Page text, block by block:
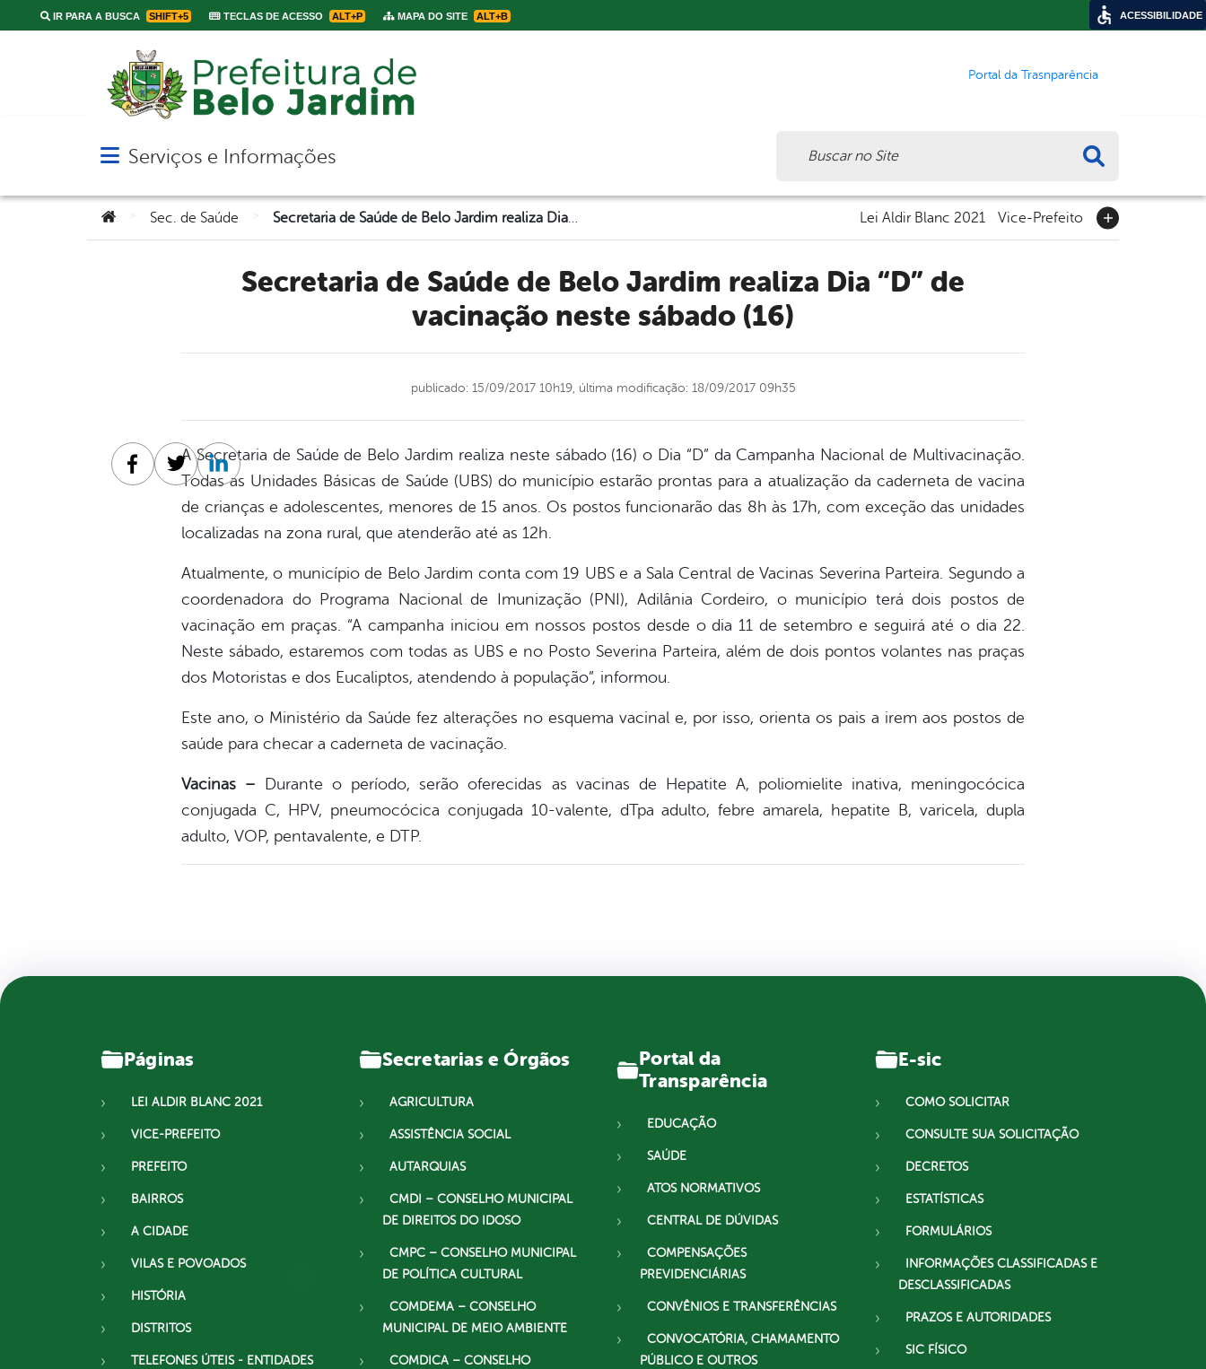
IR PARA A BUSCA SHIFT+5 TECLAS DE ACESSO ALT+P MAPA DO SITE ALT+B
Portal da Trasnparência
Abrir menu principal de navegação
Serviços e Informações
Você está aqui:Sec. de Saúde Lei Aldir Blanc 2021 Vice-Prefeito
Secretaria de Saúde de Belo Jardim realiza Dia “D” de
vacinação neste sábado (16)
publicado: 15/09/2017 10h19, última modificação: 18/09/2017 09h35
A Secretaria de Saúde de Belo Jardim realiza neste sábado (16) o Dia “D” da Campanha Nacional de Multivacinação.
Todas as Unidades Básicas de Saúde (UBS) do município estarão prontas para a atualização da caderneta de vacina
de crianças e adolescentes, menores de 15 anos. Os postos funcionarão das 8h às 17h, com exceção das unidades
localizadas na zona rural, que atenderão até as 12h.
Atualmente, o município de Belo Jardim conta com 19 UBS e a Sala Central de Vacinas Severina Parteira. Segundo a
coordenadora do Programa Nacional de Imunização (PNI), Adilânia Cordeiro, o município terá dois postos de
vacinação em praças. “A campanha iniciou em nossos postos desde o dia 11 de setembro e seguirá até o dia 22.
Neste sábado, estaremos com todas as UBS e no Posto Severina Parteira, além de dois pontos volantes nas praças
dos Motoristas e dos Eucaliptos, atendendo à população”, informou.
Este ano, o Ministério da Saúde fez alterações no esquema vacinal e, por isso, orienta os pais a irem aos postos de
saúde para checar a caderneta de vacinação.
Vacinas –
Durante o período, serão oferecidas as vacinas de Hepatite A, poliomielite inativa, meningocócica
conjugada C, HPV, pneumocócica conjugada 10-valente, dTpa adulto, febre amarela, hepatite B, varicela, dupla
adulto, VOP, pentavalente, e DTP.
Facebook
TwitterLinkedin
Páginas
LEI ALDIR BLANC 2021
VICE-PREFEITO
PREFEITO
BAIRROS
A CIDADE
VILAS E POVOADOS
HISTÓRIA
DISTRITOS
TELEFONES ÚTEIS - ENTIDADES
Secretarias e Órgãos
AGRICULTURA
ASSISTÊNCIA SOCIAL
AUTARQUIAS
CMDI – CONSELHO MUNICIPAL
DE DIREITOS DO IDOSO
CMPC – CONSELHO MUNICIPAL
DE POLÍTICA CULTURAL
COMDEMA – CONSELHO
MUNICIPAL DE MEIO AMBIENTE
COMDICA – CONSELHO
Portal da
Transparência
EDUCAÇÃO
SAÚDE
ATOS NORMATIVOS
CENTRAL DE DÚVIDAS
COMPENSAÇÕES
PREVIDENCIÁRIAS
CONVÊNIOS E TRANSFERÊNCIAS
CONVOCATÓRIA, CHAMAMENTO
PÚBLICO E OUTROS
E-sic
COMO SOLICITAR
CONSULTE SUA SOLICITAÇÃO
DECRETOS
ESTATÍSTICAS
FORMULÁRIOS
INFORMAÇÕES CLASSIFICADAS E
DESCLASSIFICADAS
PRAZOS E AUTORIDADES
SIC FÍSICO
ACESSIBILIDADE